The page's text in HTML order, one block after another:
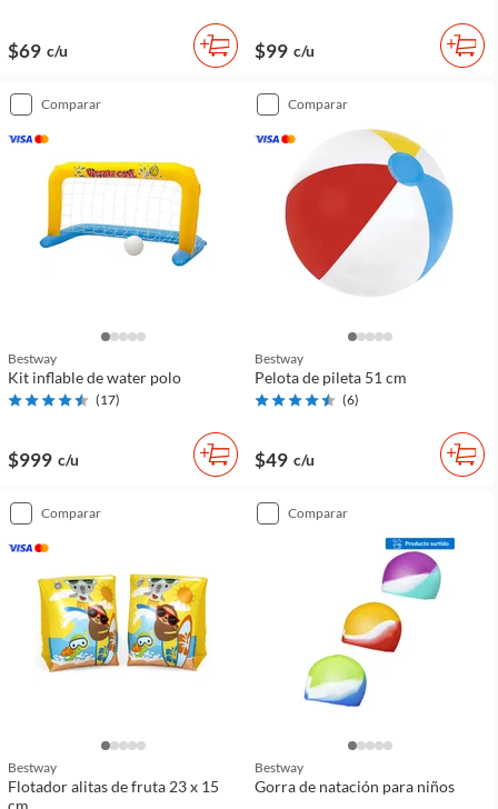
$69 c/u $99 c/u
comparar
Bestway
Kit inflable de water polo
(17)
$999 c/u
comparar
Bestway
Pelota de pileta 51 cm
(6)
$49 c/u
comparar
Bestway
Flotador alitas de fruta 23 x 15
cm
comparar
Bestway
Gorra de natación para niños